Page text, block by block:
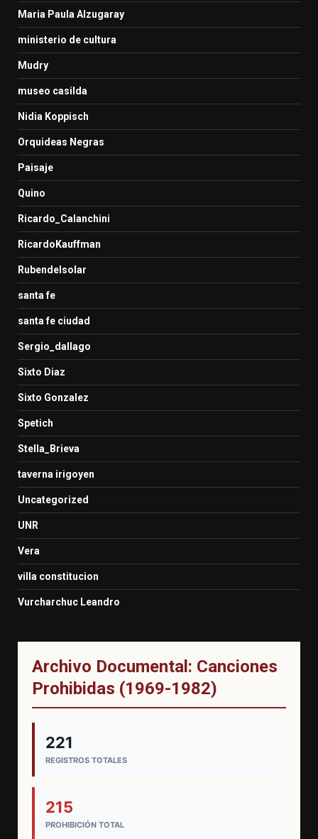
Maria Paula Alzugaray
ministerio de cultura
Mudry
museo casilda
Nidia Koppisch
Orquideas Negras
Paisaje
Quino
Ricardo_Calanchini
RicardoKauffman
Rubendelsolar
santa fe
santa fe ciudad
Sergio_dallago
Sixto Diaz
Sixto Gonzalez
Spetich
Stella_Brieva
taverna irigoyen
Uncategorized
UNR
Vera
villa constitucion
Vurcharchuc Leandro
Archivo Documental: Canciones
Prohibidas (1969-1982)
221
REGISTROS TOTALES
215
PROHIBICIÓN TOTAL